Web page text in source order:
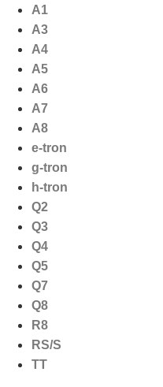
naar
inhoud
A1
A3
A4
A5
A6
A7
A8
e-tron
g-tron
h-tron
Q2
Q3
Q4
Q5
Q7
Q8
R8
RS/S
TT